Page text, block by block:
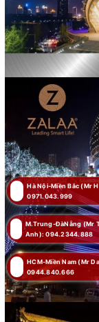
HCM-Miền Nam (Mr
0944.840.666
Hà Nội-Miền Bắc (Mr
0971.043.999
M.Trung-ĐàNẵng (Mr
Anh): 094.2344.888